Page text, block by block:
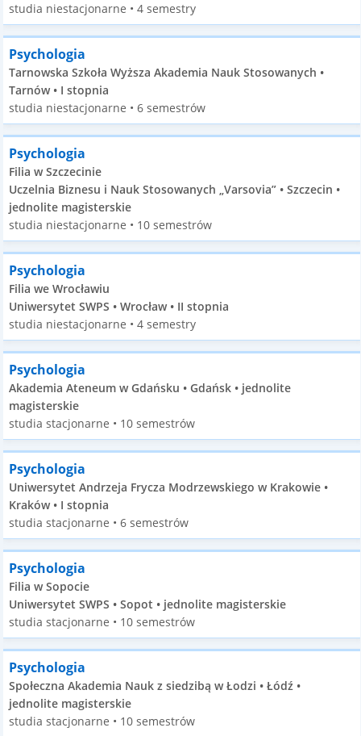
studia niestacjonarne • 4 semestry
Psychologia
Tarnowska Szkoła Wyższa Akademia Nauk Stosowanych •
Tarnów • I stopnia
studia niestacjonarne • 6 semestrów
Psychologia
Filia w Szczecinie
Uczelnia Biznesu i Nauk Stosowanych „Varsovia” • Szczecin •
jednolite magisterskie
studia niestacjonarne • 10 semestrów
Psychologia
Filia we Wrocławiu
Uniwersytet SWPS • Wrocław • II stopnia
studia niestacjonarne • 4 semestry
Psychologia
Akademia Ateneum w Gdańsku • Gdańsk • jednolite
magisterskie
studia stacjonarne • 10 semestrów
Psychologia
Uniwersytet Andrzeja Frycza Modrzewskiego w Krakowie •
Kraków • I stopnia
studia stacjonarne • 6 semestrów
Psychologia
Filia w Sopocie
Uniwersytet SWPS • Sopot • jednolite magisterskie
studia stacjonarne • 10 semestrów
Psychologia
Społeczna Akademia Nauk z siedzibą w Łodzi • Łódź •
jednolite magisterskie
studia stacjonarne • 10 semestrów